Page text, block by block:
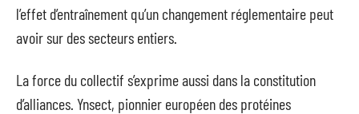
l’effet d’entraînement qu’un changement réglementaire peut
avoir sur des secteurs entiers.
La force du collectif s’exprime aussi dans la constitution
d’alliances. Ynsect, pionnier européen des protéines